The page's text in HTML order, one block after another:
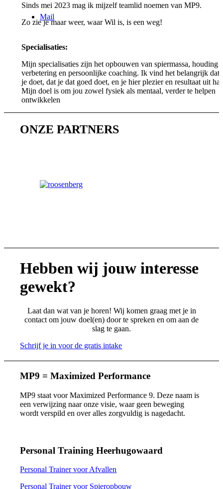
Mail
Sinds mei 2023 mag ik mijzelf teamlid noemen van MP9.
Zo zie je maar weer, waar Wil is, is een weg!
Specialisaties:
Mijn specialisaties zijn het opbouwen van spiermassa, houding
verbetering en persoonlijke coaching. Ik vind het belangrijk dat
je doet, dat je dat goed doet, en je hier plezier en resultaat uit
Mijn doel is om jou zowel fysiek als mentaal, verder te helpen
ontwikkelen
ONZE PARTNERS
Hebben wij jouw interesse
gewekt?
Laat dan wat van je horen! Wij komen graag met je in
contact om jouw doel(en) door te spreken en om aan de
slag te gaan.
Schrijf je in voor de gratis intake
MP9 = Maximized Performance
MP9 staat voor Maximized Performance 9. Deze naam is
een verwijzing naar onze visie, waar geen beweging
wordt verspild en over alles zorgvuldig is nagedacht.
Personal Training Heerhugowaard
Personal Trainer voor Afvallen
Personal Trainer voor Spieropbouw